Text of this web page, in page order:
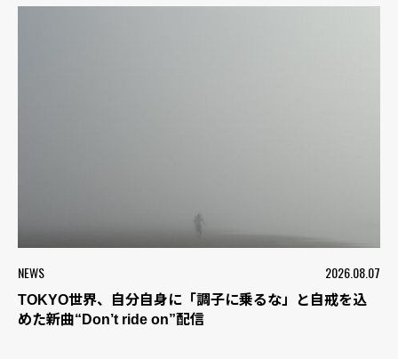
NEWS 2026.08.07
TOKYO世界、自分自身に「調子に乗るな」と自戒を込
めた新曲“Don’t ride on”配信